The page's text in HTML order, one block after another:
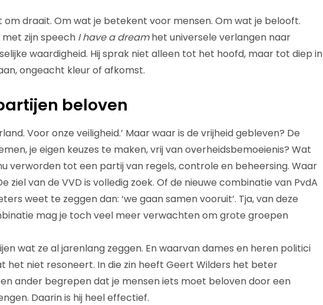
om draait. Om wat je betekent voor mensen. Om wat je belooft.
zijn speech I have a dreamhet universele verlangen naar
waardigheid. Hij sprak niet alleen tot het hoofd, maar tot diep in
ongeacht kleur of afkomst.
beloven
Voor onze veiligheid.’ Maar waar is de vrijheid gebleven? De
je eigen keuzes te maken, vrij van overheidsbemoeienis? Wat
verworden tot een partij van regels, controle en beheersing. Waar
ziel van de VVD is volledig zoek. Of de nieuwe combinatie van PvdA
weet te zeggen dan: ‘we gaan samen vooruit’. Tja, van deze
mag je toch veel meer verwachten om grote groepen
wat ze al jarenlang zeggen. En waarvan dames en heren politici
het niet resoneert. In die zin heeft Geert Wilders het beter
ander begrepen dat je mensen iets moet beloven door een
Daarin is hij heel effectief.